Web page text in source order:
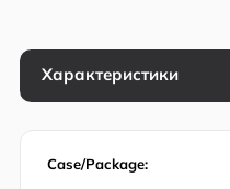
Характеристики
Case/Package: